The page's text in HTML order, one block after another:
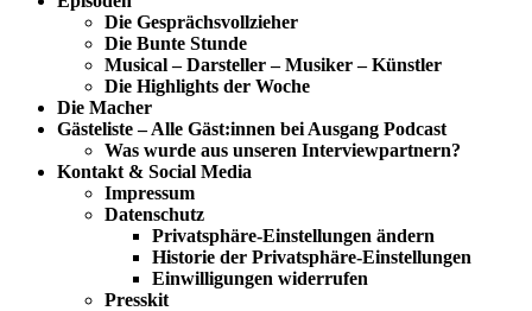
Die Gesprächsvollzieher
Die Bunte Stunde
Musical – Darsteller – Musiker – Künstler
Die Highlights der Woche
Die Macher
Gästeliste – Alle Gäst:innen bei Ausgang Podcast
Was wurde aus unseren Interviewpartnern?
Kontakt & Social Media
Impressum
Datenschutz
Privatsphäre-Einstellungen ändern
Historie der Privatsphäre-Einstellungen
Einwilligungen widerrufen
Presskit